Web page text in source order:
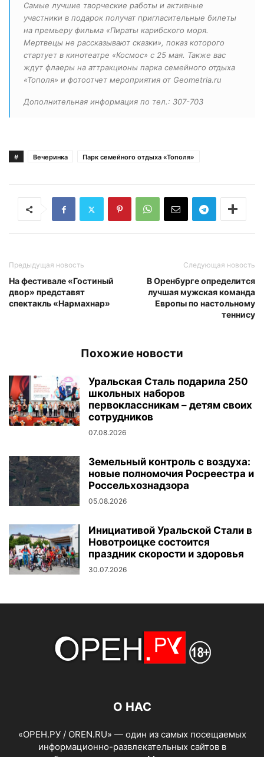
Самые лучшие творческие работы и активные
участники в подарок получат пригласительные билеты
на премьеру фильма «Пираты карибского моря.
Мертвецы не рассказывают сказки», показ которого
стартует в кинотеатре «Космос» с 25 мая. Также вас
ждут флаеры на аттракционы парка семейного отдыха
«Тополя» и фотоотчет мероприятия от Geometria.ru
Дополнительная информация по тел.: 307-703
# Вечеринка Парк семейного отдыха «Тополя»
Предыдущая новость
На фестивале «Гостиный
двор» представят
спектакль «Нармахнар»
Следующая новость
В Оренбурге определится
лучшая мужская команда
Европы по настольному
теннису
Похожие новости
Уральская Сталь подарила 250
школьных наборов
первоклассникам – детям своих
сотрудников
07.08.2026
Земельный контроль с воздуха:
новые полномочия Росреестра и
Россельхознадзора
05.08.2026
Инициативой Уральской Стали в
Новотроицке состоится
праздник скорости и здоровья
30.07.2026
О НАС
«ОРЕН.РУ / OREN.RU» — один из самых посещаемых
информационно-развлекательных сайтов в